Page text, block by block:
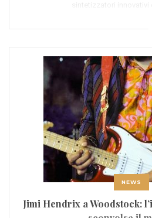
sintetizzatori innovativi
NEWS
Jimi Hendrix a Woodstock: